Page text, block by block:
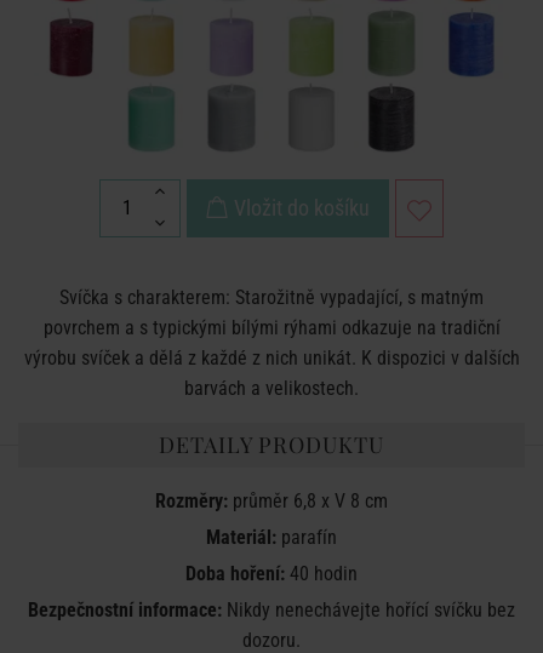
Vložit do košíku
Svíčka s charakterem: Starožitně vypadající, s matným
povrchem a s typickými bílými rýhami odkazuje na tradiční
výrobu svíček a dělá z každé z nich unikát. K dispozici v dalších
barvách a velikostech.
DETAILY PRODUKTU
Rozměry: průměr 6,8 x V 8 cm
Materiál: parafín
Doba hoření: 40 hodin
Bezpečnostní informace: Nikdy nenechávejte hořící svíčku bez
dozoru.